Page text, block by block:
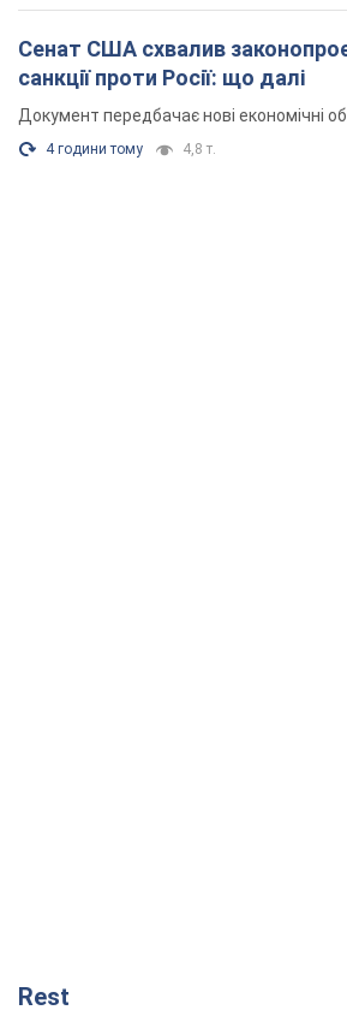
Сенат США схвалив
санкції проти Росії: що далі
Документ передбачає нові економічні
4 години тому 4,8 т.
Rest